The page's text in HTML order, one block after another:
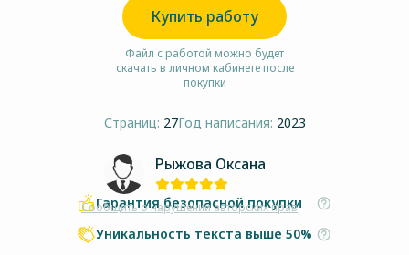
Купить работу
Файл с работой можно будет
скачать в личном кабинете после
покупки
Страниц: 27Год написания: 2023
Рыжова Оксана
Сообщить о нарушении авторских прав
Гарантия безопасной покупки
Уникальность текста выше 50%